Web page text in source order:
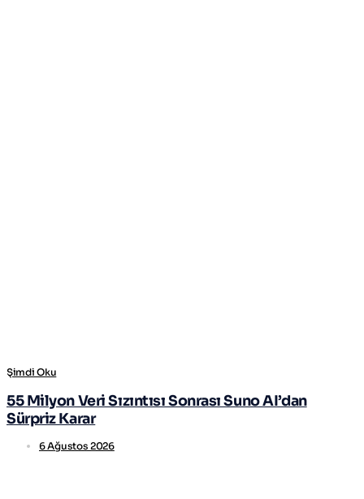
Şimdi Oku
55 Milyon Veri Sızıntısı Sonrası Suno AI’dan
Sürpriz Karar
6 Ağustos 2026